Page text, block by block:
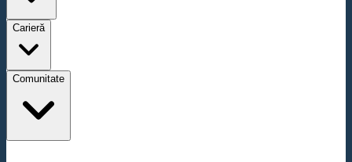
Carieră
Comunitate